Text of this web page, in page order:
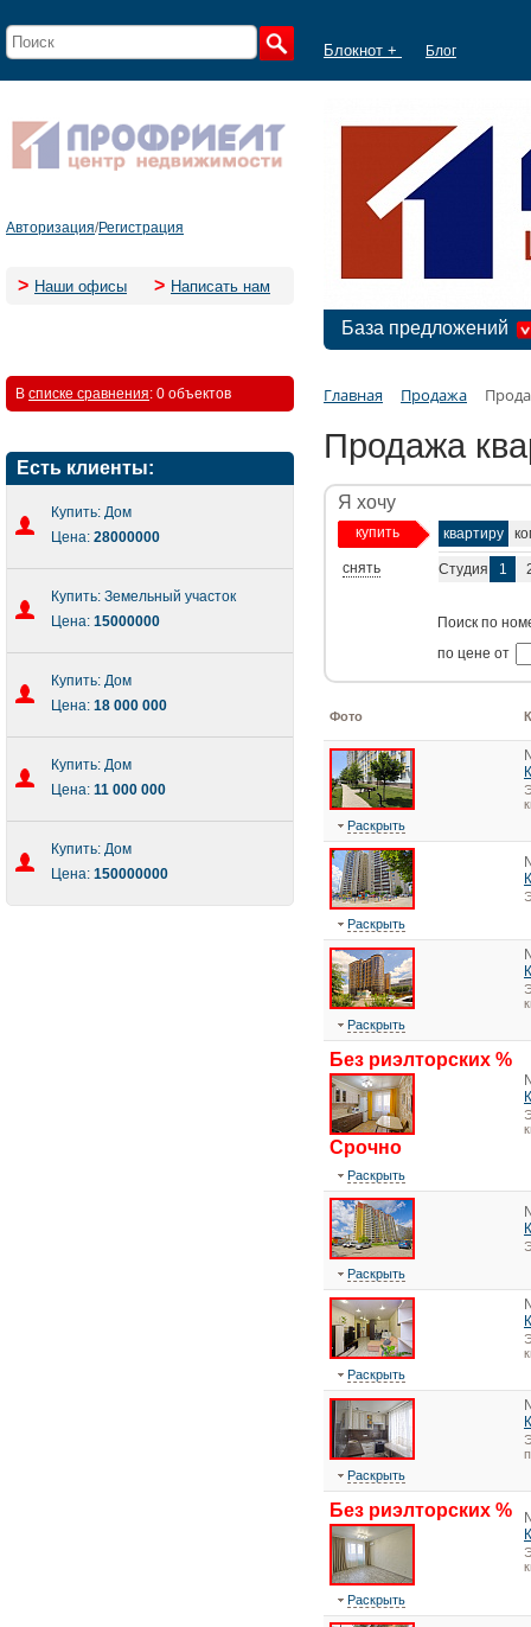
Блокнот + Блог
Авторизация/Регистрация
> Наши офисы > Написать нам
База предложений
В списке сравнения: 0 объектов
Есть клиенты:
Купить: Дом
Цена: 28000000
Купить: Земельный участок
Цена: 15000000
Купить: Дом
Цена: 18 000 000
Купить: Дом
Цена: 11 000 000
Купить: Дом
Цена: 150000000
Главная Продажа
Продажа
Я хочу
купить
снять
квартиру
Студия 1
Поиск по
по цене от
Фото
Раскрыть
Раскрыть
Раскрыть
Без риэлторских %
Срочно
Раскрыть
Раскрыть
Раскрыть
Раскрыть
Без риэлторских %
Раскрыть